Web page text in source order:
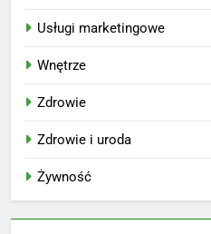
Usługi marketingowe
Wnętrze
Zdrowie
Zdrowie i uroda
Żywność